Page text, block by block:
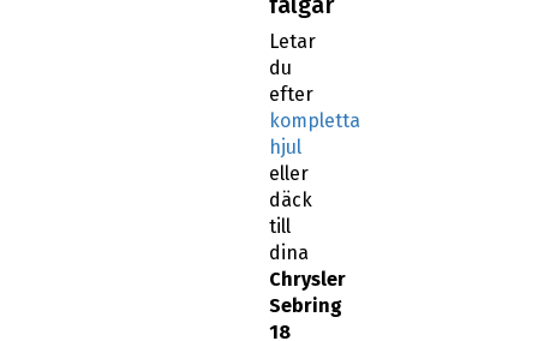
Letar
du
efter
kompletta
hjul
eller
däck
till
dina
Chrysler
Sebring
18